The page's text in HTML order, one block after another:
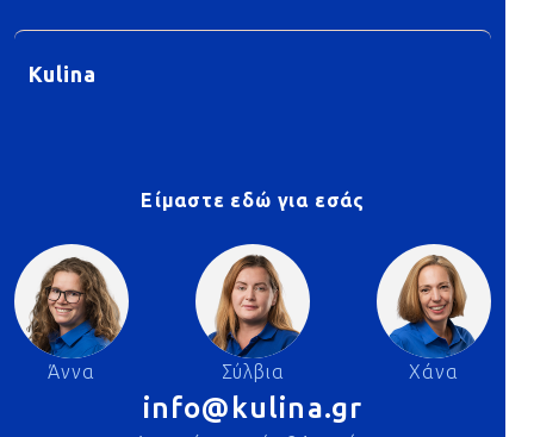
Kulina
Είμαστε εδώ για εσάς
Άννα Σύλβια Χάνα
info@kulina.gr